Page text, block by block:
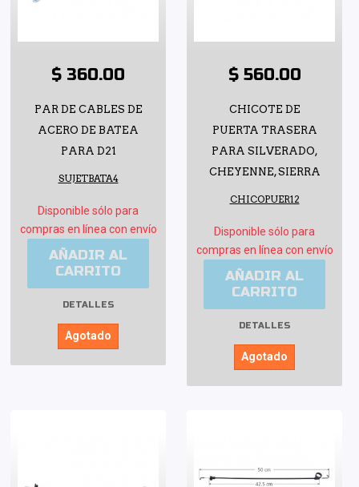
$ 360.00
PAR DE CABLES DE
ACERO DE BATEA
PARA D21
SUJETBATA4
Disponible sólo para
compras en línea con envío
AÑADIR AL
CARRITO
DETALLES
Agotado
$ 560.00
CHICOTE DE
PUERTA TRASERA
PARA SILVERADO,
CHEYENNE, SIERRA
CHICOPUER12
Disponible sólo para
compras en línea con envío
AÑADIR AL
CARRITO
DETALLES
Agotado